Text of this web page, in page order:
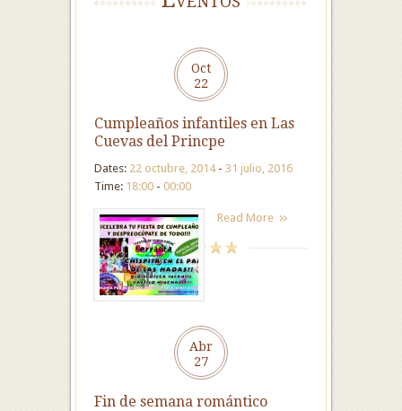
Oct
22
Cumpleaños infantiles en Las
Cuevas del Princpe
Dates: 22 octubre, 2014 - 31 julio, 2016
Time: 18:00 - 00:00
Read More
Abr
27
Fin de semana romántico